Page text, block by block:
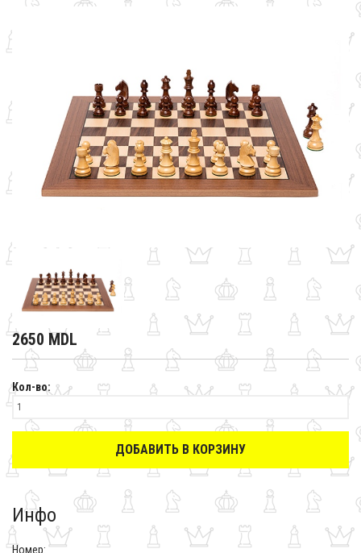
2650 MDL
Кол-во:
ДОБАВИТЬ В КОРЗИНУ
Инфо
Номер: